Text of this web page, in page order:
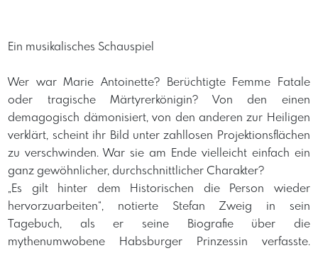
Ein musikalisches Schauspiel
Wer war Marie Antoinette? Berüchtigte Femme Fatale
oder tragische Märtyrerkönigin? Von den einen
demagogisch dämonisiert, von den anderen zur Heiligen
verklärt, scheint ihr Bild unter zahllosen Projektionsflächen
zu verschwinden. War sie am Ende vielleicht einfach ein
ganz gewöhnlicher, durchschnittlicher Charakter?
„Es gilt hinter dem Historischen die Person wieder
hervorzuarbeiten“, notierte Stefan Zweig in sein
Tagebuch, als er seine Biografie über die
mythenumwobene Habsburger Prinzessin verfasste.